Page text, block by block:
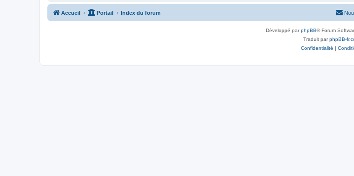
Accueil Portail Index du forum
Développé parphpBB® Forum
Traduit parphpBB-
Confidentialité |